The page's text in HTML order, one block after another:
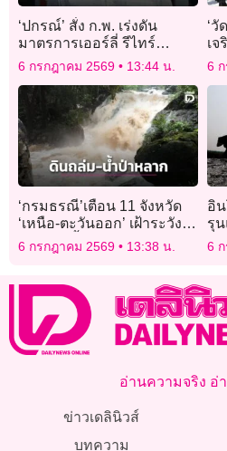
‘ปกรณ์’ สั่ง ก.พ. เร่งดัน
มาตรการเออร์ลี่ รีไทร์
ขรก.ปีงบประมาณ 2570
6 กรกฎาคม 2569 13:44 น.
‘วั
เ
ตน
‘
6
‘กรมธรณี’เตือน 11 จังหวัด
‘เหนือ-ตะวันออก’ เฝ้าระวัง
ดินถล่ม-น้ำป่าหลาก 6-7 ก.ค.
6 กรกฎาคม 2569 13:38 น.
อิ
รุ
ปั
6
อ่านความจริง อ่
ข่าวเดลินิวส์
บทความ